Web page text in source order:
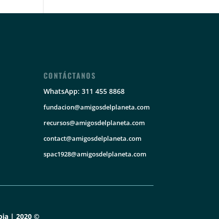
CONTÁCTANOS
WhatsApp: 311 455 8868
fundacion@amigosdelplaneta.com
recursos@amigosdelplaneta.com
contact@amigosdelplaneta.com
spac1928@amigosdelplaneta.com
| 2020 ©